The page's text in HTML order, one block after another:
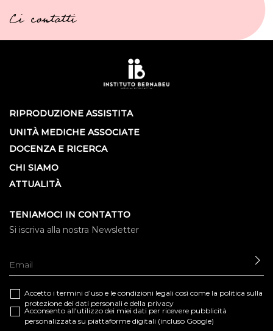
Ci contatti
RIPRODUZIONE ASSISTITA
UNITÀ MEDICHE ASSOCIATE
DOCENZA E RICERCA
CHI SIAMO
ATTUALITÀ
TENIAMOCI IN CONTATTO
Si iscriva alla nostra Newsletter
Accetto i termini d’uso e le condizioni legali così come la politica sulla
protezione dei dati personali e della privacy
Acconsento all'utilizzo dei miei dati per ricevere pubblicità
personalizzata su piattaforme digitali (incluso Google)